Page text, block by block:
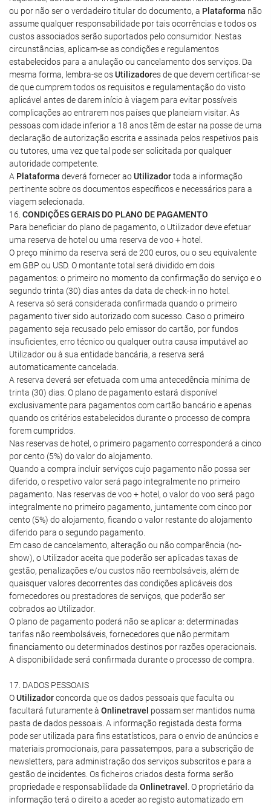
ou por não ser o verdadeiro titular do documento, a Plataforma não
assume qualquer responsabilidade por tais ocorrências e todos os
custos associados serão suportados pelo consumidor. Nestas
circunstâncias, aplicam-se as condições e regulamentos
estabelecidos para a anulação ou cancelamento dos serviços. Da
mesma forma, lembra-se osUtilizadores de que devem certificar-se
de que cumprem todos os requisitos e regulamentação do visto
aplicável antes de darem início à viagem para evitar possíveis
complicações ao entrarem nos países que planeiam visitar. As
pessoas com idade inferior a 18 anos têm de estar na posse de uma
declaração de autorização escrita e assinada pelos respetivos pais
ou tutores, uma vez que tal pode ser solicitada por qualquer
autoridade competente.
A Plataforma deverá fornecer aoUtilizadortoda a informação
pertinente sobre os documentos específicos e necessários para a
viagem selecionada.
16. CONDIÇÕES GERAIS DO PLANO DE PAGAMENTO
Para beneficiar do plano de pagamento, o Utilizador deve efetuar
uma reserva de hotel ou uma reserva de voo + hotel.
O preço mínimo da reserva será de 200 euros, ou o seu equivalente
em GBP ou USD. O montante total será dividido em dois
pagamentos: o primeiro no momento da confirmação do serviço e o
segundo trinta (30) dias antes da data de check-in no hotel.
A reserva só será considerada confirmada quando o primeiro
pagamento tiver sido autorizado com sucesso. Caso o primeiro
pagamento seja recusado pelo emissor do cartão, por fundos
insuficientes, erro técnico ou qualquer outra causa imputável ao
Utilizador ou à sua entidade bancária, a reserva será
automaticamente cancelada.
A reserva deverá ser efetuada com uma antecedência mínima de
trinta (30) dias. O plano de pagamento estará disponível
exclusivamente para pagamentos com cartão bancário e apenas
quando os critérios estabelecidos durante o processo de compra
forem cumpridos.
Nas reservas de hotel, o primeiro pagamento corresponderá a cinco
por cento (5%) do valor do alojamento.
Quando a compra incluir serviços cujo pagamento não possa ser
diferido, o respetivo valor será pago integralmente no primeiro
pagamento. Nas reservas de voo + hotel, o valor do voo será pago
integralmente no primeiro pagamento, juntamente com cinco por
cento (5%) do alojamento, ficando o valor restante do alojamento
diferido para o segundo pagamento.
Em caso de cancelamento, alteração ou não comparência (no-
show), o Utilizador aceita que poderão ser aplicadas taxas de
gestão, penalizações e/ou custos não reembolsáveis, além de
quaisquer valores decorrentes das condições aplicáveis dos
fornecedores ou prestadores de serviços, que poderão ser
cobrados ao Utilizador.
O plano de pagamento poderá não se aplicar a: determinadas
tarifas não reembolsáveis, fornecedores que não permitam
financiamento ou determinados destinos por razões operacionais.
A disponibilidade será confirmada durante o processo de compra.
17. DADOS PESSOAIS
OUtilizadorconcorda que os dados pessoais que faculta ou
facultará futuramente à Onlinetravel possam ser mantidos numa
pasta de dados pessoais. A informação registada desta forma
pode ser utilizada para fins estatísticos, para o envio de anúncios e
materiais promocionais, para passatempos, para a subscrição de
newsletters, para administração dos serviços subscritos e para a
gestão de incidentes. Os ficheiros criados desta forma serão
propriedade e responsabilidade da Onlinetravel
. O proprietário da
informação terá o direito a aceder ao registo automatizado em